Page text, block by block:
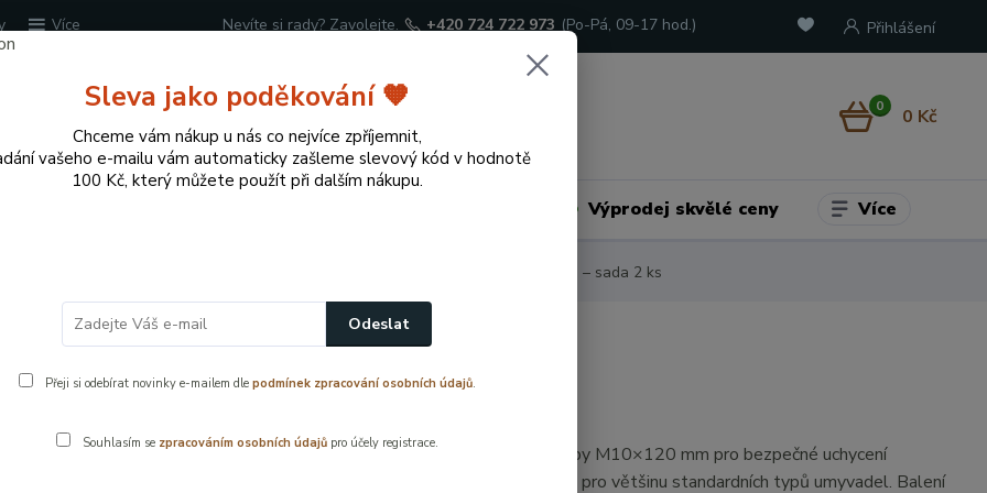
Více Přihlášení
Nevíte si rady? Zavolejte. +420 724 722 973 (Po-Pá, 09-17 hod.)
0 0 Kč
Výprodej skvělé ceny Více
Umyvadlové upevňovací šrouby M10×120 mm – sada 2 ks
mm – sada 2 ks
Pevné umyvadlové šrouby M10×120 mm pro bezpečné uchycení
umyvadla ke zdi. Vhodné pro většinu standardních typů umyvadel. Balení
Sleva jako poděkování 🧡
Chceme vám nákup u nás co nejvíce zpříjemnit,
vašeho e-mailu vám automaticky zašleme slevový kód v hodnotě
100 Kč, který můžete použít při dalším nákupu.
Odeslat
Přeji si odebírat novinky e-mailem dle podmínek zpracování osobních údajů.
Souhlasím se zpracováním osobních údajůpro účely registrace.